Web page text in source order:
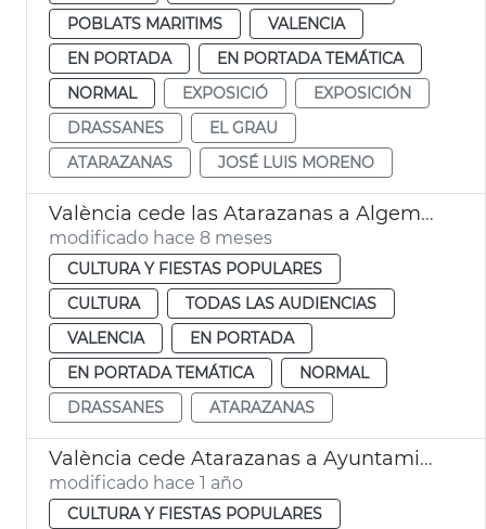
POBLATS MARITIMS
VALENCIA
EN PORTADA
EN PORTADA TEMÁTICA
NORMAL
EXPOSICIÓ
EXPOSICIÓN
DRASSANES
EL GRAU
ATARAZANAS
JOSÉ LUIS MORENO
València cede las Atarazanas a Algemesí para celebrar premio de pintura
modificado hace 8 meses
CULTURA Y FIESTAS POPULARES
CULTURA
TODAS LAS AUDIENCIAS
VALENCIA
EN PORTADA
EN PORTADA TEMÁTICA
NORMAL
DRASSANES
ATARAZANAS
València cede Atarazanas a Ayuntamiento Algemesí
modificado hace 1 año
CULTURA Y FIESTAS POPULARES